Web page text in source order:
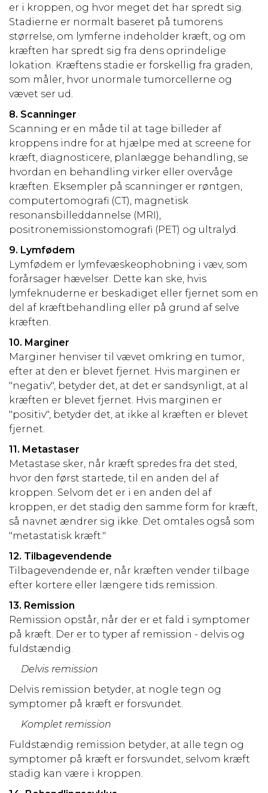
er i kroppen, og hvor meget det har spredt sig.
Stadierne er normalt baseret på tumorens
størrelse, om lymferne indeholder kræft, og om
kræften har spredt sig fra dens oprindelige
lokation. Kræftens stadie er forskellig fra graden,
som måler, hvor unormale tumorcellerne og
vævet ser ud.
8. Scanninger
Scanning er en måde til at tage billeder af
kroppens indre for at hjælpe med at screene for
kræft, diagnosticere, planlægge behandling, se
hvordan en behandling virker eller overvåge
kræften. Eksempler på scanninger er røntgen,
computertomografi (CT), magnetisk
resonansbilleddannelse (MRI),
positronemissionstomografi (PET) og ultralyd.
9. Lymfødem
Lymfødem er lymfevæskeophobning i væv, som
forårsager hævelser. Dette kan ske, hvis
lymfeknuderne er beskadiget eller fjernet som en
del af kræftbehandling eller på grund af selve
kræften.
10. Marginer
Marginer henviser til vævet omkring en tumor,
efter at den er blevet fjernet. Hvis marginen er
"negativ", betyder det, at det er sandsynligt, at al
kræften er blevet fjernet. Hvis marginen er
"positiv", betyder det, at ikke al kræften er blevet
fjernet.
11. Metastaser
Metastase sker, når kræft spredes fra det sted,
hvor den først startede, til en anden del af
kroppen. Selvom det er i en anden del af
kroppen, er det stadig den samme form for kræft,
så navnet ændrer sig ikke. Det omtales også som
"metastatisk kræft."
12. Tilbagevendende
Tilbagevendende er, når kræften vender tilbage
efter kortere eller længere tids remission.
13. Remission
Remission opstår, når der er et fald i symptomer
på kræft. Der er to typer af remission - delvis og
fuldstændig.
Delvis remission
Delvis remission betyder, at nogle tegn og
symptomer på kræft er forsvundet.
Komplet remission
Fuldstændig remission betyder, at alle tegn og
symptomer på kræft er forsvundet, selvom kræft
stadig kan være i kroppen.